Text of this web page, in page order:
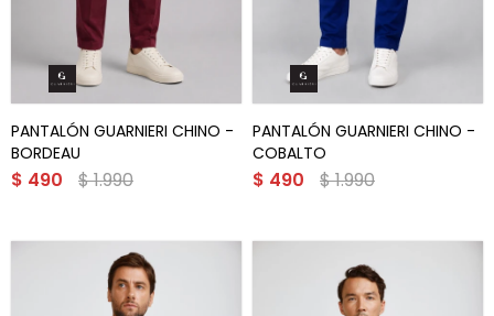
PANTALÓN GUARNIERI CHINO -
BORDEAU
$ 490 $1.990
PANTALÓN GUARNIERI CHINO -
COBALTO
$ 490 $1.990